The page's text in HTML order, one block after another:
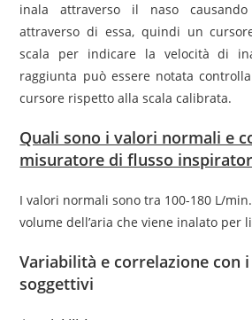
inala attraverso il naso
attraverso di essa, quindi un
scala per indicare la velocità di
raggiunta può essere notata
cursore rispetto alla scala calibrata.
Quali sono i valori normali e
misuratore di flusso
I valori normali sono tra 100-180 L/
volume dell’aria che viene inalato per
Variabilità e correlazione con
soggettivi